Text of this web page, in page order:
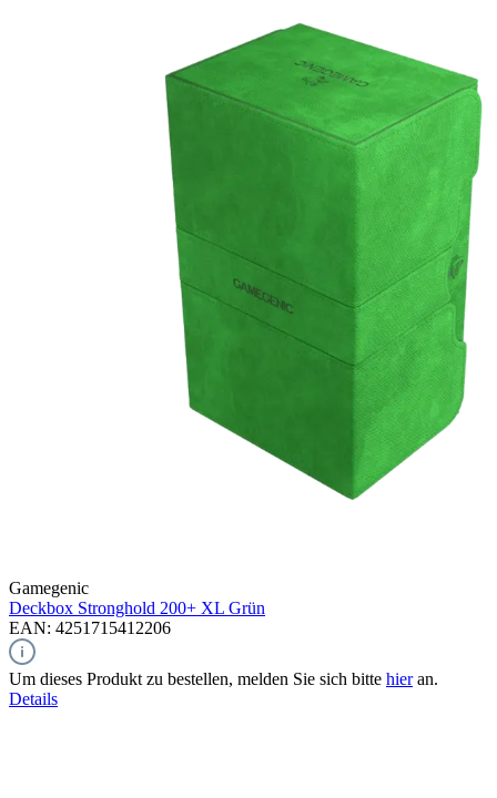
Gamegenic
Deckbox Stronghold 200+ XL Grün
EAN: 4251715412206
Um dieses Produkt zu bestellen, melden Sie sich bitte hieran.
Details